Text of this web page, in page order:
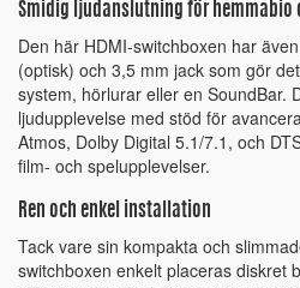
Smidig ljudanslutning för hemmabio
Den här HDMI-switchboxen har
(optisk) och 3,5 mm jack som gör
system, hörlurar eller en SoundBar.
ljudupplevelse med stöd för
Atmos, Dolby Digital 5.1/7.1, och
film- och spelupplevelser.
Ren och enkel installation
Tack vare sin kompakta och
switchboxen enkelt placeras diskret